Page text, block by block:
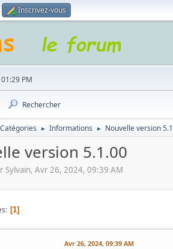
Inscrivez-vous
PM
Rechercher
Catégories ► Informations ► Nouvelle version
version 5.1.00
Sylvain, Avr 26, 2024, 09:39 AM
1
Avr 26, 2024, 09:39 AM